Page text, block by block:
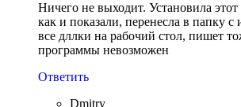
Ничего не выходит. Установила
как и показали, перенесла в папку
все дллки на рабочий стол, пишет
программы невозможен
Ответить
Dmitry